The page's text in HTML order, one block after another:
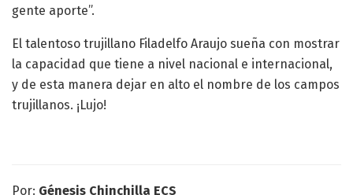
gente aporte”.
El talentoso trujillano Filadelfo Araujo sueña con mostrar
la capacidad que tiene a nivel nacional e internacional,
y de esta manera dejar en alto el nombre de los campos
trujillanos. ¡Lujo!
Por: Génesis Chinchilla ECS